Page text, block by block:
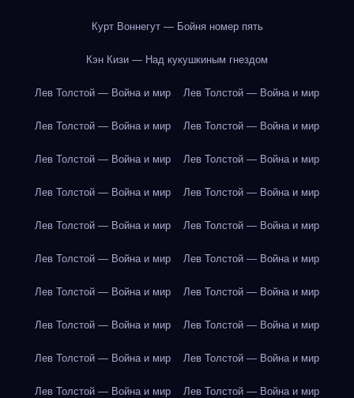
Курт Воннегут — Бойня номер пять
Кэн Кизи — Над кукушкиным гнездом
Лев Толстой — Война и мир Лев Толстой — Война и мир
Лев Толстой — Война и мир Лев Толстой — Война и мир
Лев Толстой — Война и мир Лев Толстой — Война и мир
Лев Толстой — Война и мир Лев Толстой — Война и мир
Лев Толстой — Война и мир Лев Толстой — Война и мир
Лев Толстой — Война и мир Лев Толстой — Война и мир
Лев Толстой — Война и мир Лев Толстой — Война и мир
Лев Толстой — Война и мир Лев Толстой — Война и мир
Лев Толстой — Война и мир Лев Толстой — Война и мир
Лев Толстой — Война и мир Лев Толстой — Война и мир